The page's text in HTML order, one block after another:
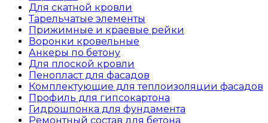
Для скатной кровли
Тарельчатые элементы
Прижимные и краевые рейки
Воронки кровельные
Анкеры по бетону
Для плоской кровли
Пенопласт для фасадов
Комплектующие для теплоизоляции фасадов
Профиль для гипсокартона
Гидрошпонка для фундамента
Ремонтный состав для бетона